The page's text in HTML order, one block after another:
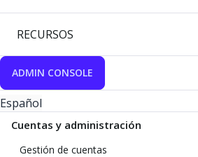
RECURSOS
ADMIN CONSOLE
Español
Cuentas y administración
Gestión de cuentas